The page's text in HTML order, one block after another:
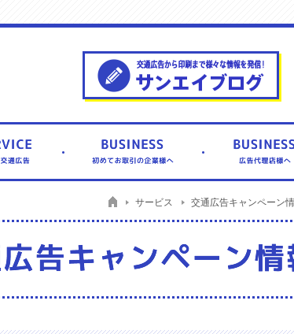
サービス 交通広告キャンペーン